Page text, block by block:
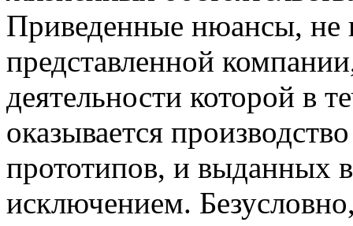
Приведенные нюансы, не
представленной
деятельности которой в
оказывается
прототипов, и выданных
исключением.